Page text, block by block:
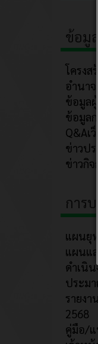
ข้อมู
โครงสร้
อำนาจ
ข้อมูลผู้
ข้อมูลก
Q&Aเ
ข่าวป
ข่าวกิจ
การบ
แผนยุ
แผนแล
ดำเนิ
ประม
รายง
2568
คู่มือ/แ